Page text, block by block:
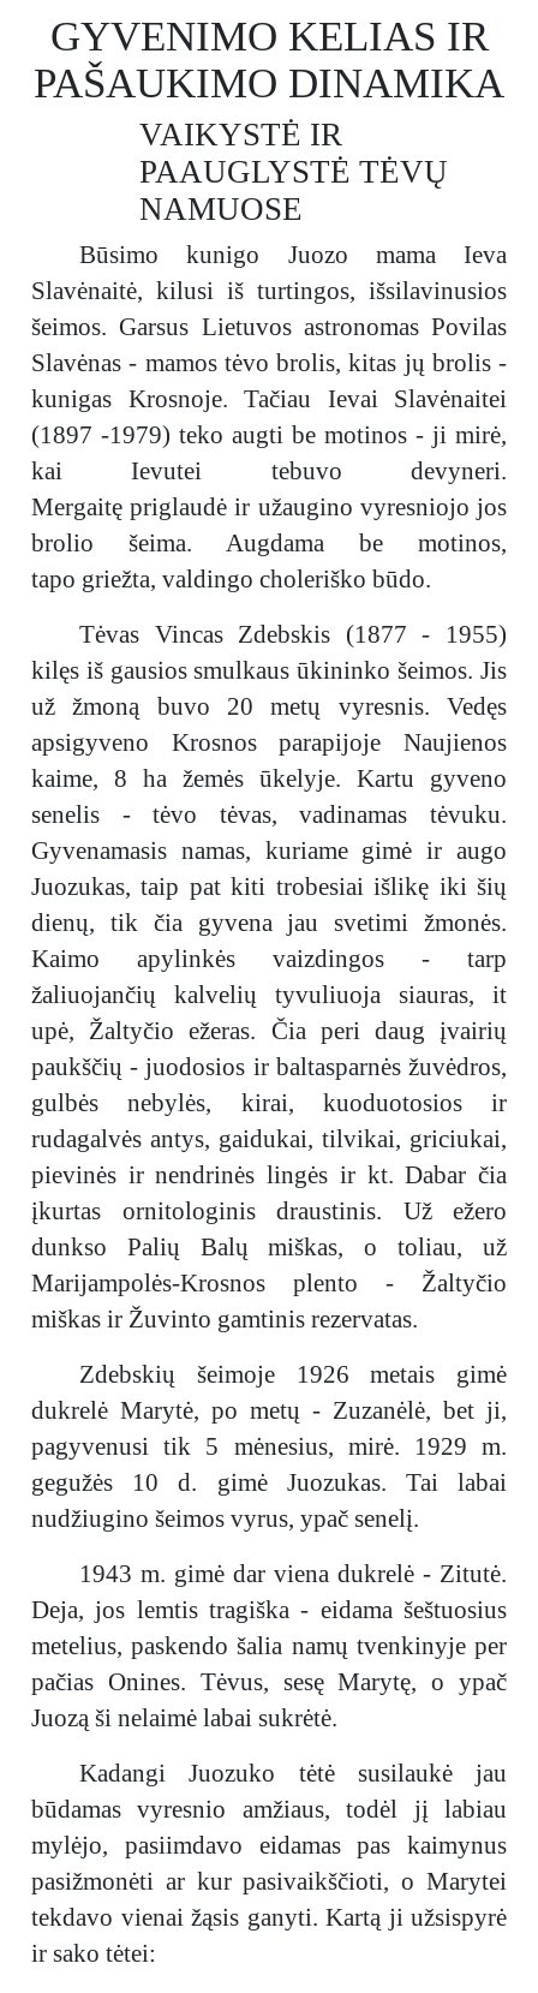
GYVENIMO KELIAS IR
PAŠAUKIMO DINAMIKA
VAIKYSTĖ IR
PAAUGLYSTĖ TĖVŲ
NAMUOSE
Būsimo kunigo Juozo mama Ieva
Slavėnaitė, kilusi iš turtingos, išsilavinusios
šeimos. Garsus Lietuvos astronomas Povilas
Slavėnas - mamos tėvo brolis, kitas jų brolis -
kunigas Krosnoje. Tačiau Ievai Slavėnaitei
(1897 -1979) teko augti be motinos - ji mirė,
kai Ievutei tebuvo devyneri.
Mergaitę priglaudė ir užaugino vyresniojo jos
brolio šeima. Augdama be motinos,
tapo griežta, valdingo choleriško būdo.
Tėvas Vincas Zdebskis (1877 - 1955)
kilęs iš gausios smulkaus ūkininko šeimos. Jis
už žmoną buvo 20 metų vyresnis. Vedęs
apsigyveno Krosnos parapijoje Naujienos
kaime, 8 ha žemės ūkelyje. Kartu gyveno
senelis - tėvo tėvas, vadinamas tėvuku.
Gyvenamasis namas, kuriame gimė ir augo
Juozukas, taip pat kiti trobesiai išlikę iki šių
dienų, tik čia gyvena jau svetimi žmonės.
Kaimo apylinkės vaizdingos - tarp
žaliuojančių kalvelių tyvuliuoja siauras, it
upė, Žaltyčio ežeras. Čia peri daug įvairių
paukščių - juodosios ir baltasparnės žuvėdros,
gulbės nebylės, kirai, kuoduotosios ir
rudagalvės antys, gaidukai, tilvikai, griciukai,
pievinės ir nendrinės lingės ir kt. Dabar čia
įkurtas ornitologinis draustinis. Už ežero
dunkso Palių Balų miškas, o toliau, už
Marijampolės-Krosnos plento - Žaltyčio
miškas ir Žuvinto gamtinis rezervatas.
Zdebskių šeimoje 1926 metais gimė
dukrelė Marytė, po metų - Zuzanėlė, bet ji,
pagyvenusi tik 5 mėnesius, mirė. 1929 m.
gegužės 10 d. gimė Juozukas. Tai labai
nudžiugino šeimos vyrus, ypač senelį.
1943 m. gimė dar viena dukrelė - Zitutė.
Deja, jos lemtis tragiška - eidama šeštuosius
metelius, paskendo šalia namų tvenkinyje per
pačias Onines. Tėvus, sesę Marytę, o ypač
Juozą ši nelaimė labai sukrėtė.
Kadangi Juozuko tėtė susilaukė jau
būdamas vyresnio amžiaus, todėl jį labiau
mylėjo, pasiimdavo eidamas pas kaimynus
pasižmonėti ar kur pasivaikščioti, o Marytei
tekdavo vienai žąsis ganyti. Kartą ji užsispyrė
ir sako tėtei: